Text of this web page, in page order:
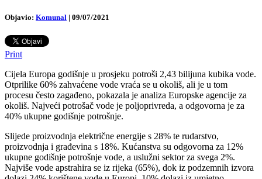
Objavio: Komunal | 09/07/2021
Print
Cijela Europa godišnje u prosjeku potroši 2,43 bilijuna kubika vode.
Otprilike 60% zahvaćene vode vraća se u okoliš, ali je u tom
procesu često zagađeno, pokazala je analiza Europske agencije za
okoliš. Najveći potrošač vode je poljoprivreda, a odgovorna je za
40% ukupne godišnje potrošnje.
Slijede proizvodnja električne energije s 28% te rudarstvo,
proizvodnja i građevina s 18%. Kućanstva su odgovorna za 12%
ukupne godišnje potrošnje vode, a uslužni sektor za svega 2%.
Najviše vode apstrahira se iz rijeka (65%), dok iz podzemnih izvora